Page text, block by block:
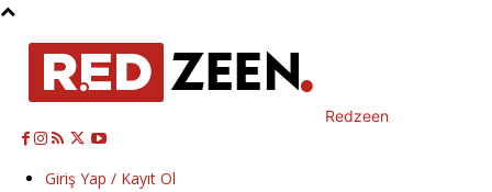
Redzeen
Giriş Yap / Kayıt Ol